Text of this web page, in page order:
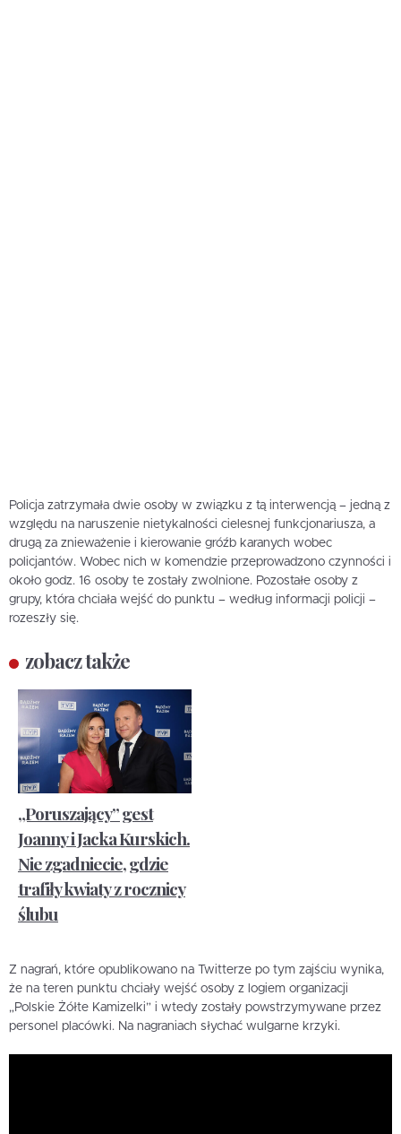
Policja zatrzymała dwie osoby w związku z tą interwencją – jedną z
względu na naruszenie nietykalności cielesnej funkcjonariusza, a
drugą za znieważenie i kierowanie gróźb karanych wobec
policjantów. Wobec nich w komendzie przeprowadzono czynności i
około godz. 16 osoby te zostały zwolnione. Pozostałe osoby z
grupy, która chciała wejść do punktu – według informacji policji –
rozeszły się.
zobacz także
„Poruszający” gest
Joanny i Jacka Kurskich.
Nie zgadniecie, gdzie
trafiły kwiaty z rocznicy
ślubu
Z nagrań, które opublikowano na Twitterze po tym zajściu wynika,
że na teren punktu chciały wejść osoby z logiem organizacji
„Polskie Żółte Kamizelki” i wtedy zostały powstrzymywane przez
personel placówki. Na nagraniach słychać wulgarne krzyki.